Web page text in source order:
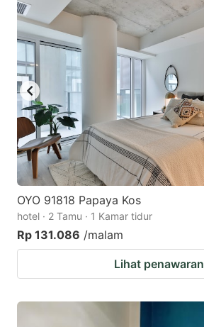
OYO 91818 Papaya Kos
hotel · 2 Tamu · 1 Kamar tidur
Rp 131.086 /malam
Lihat penawaran